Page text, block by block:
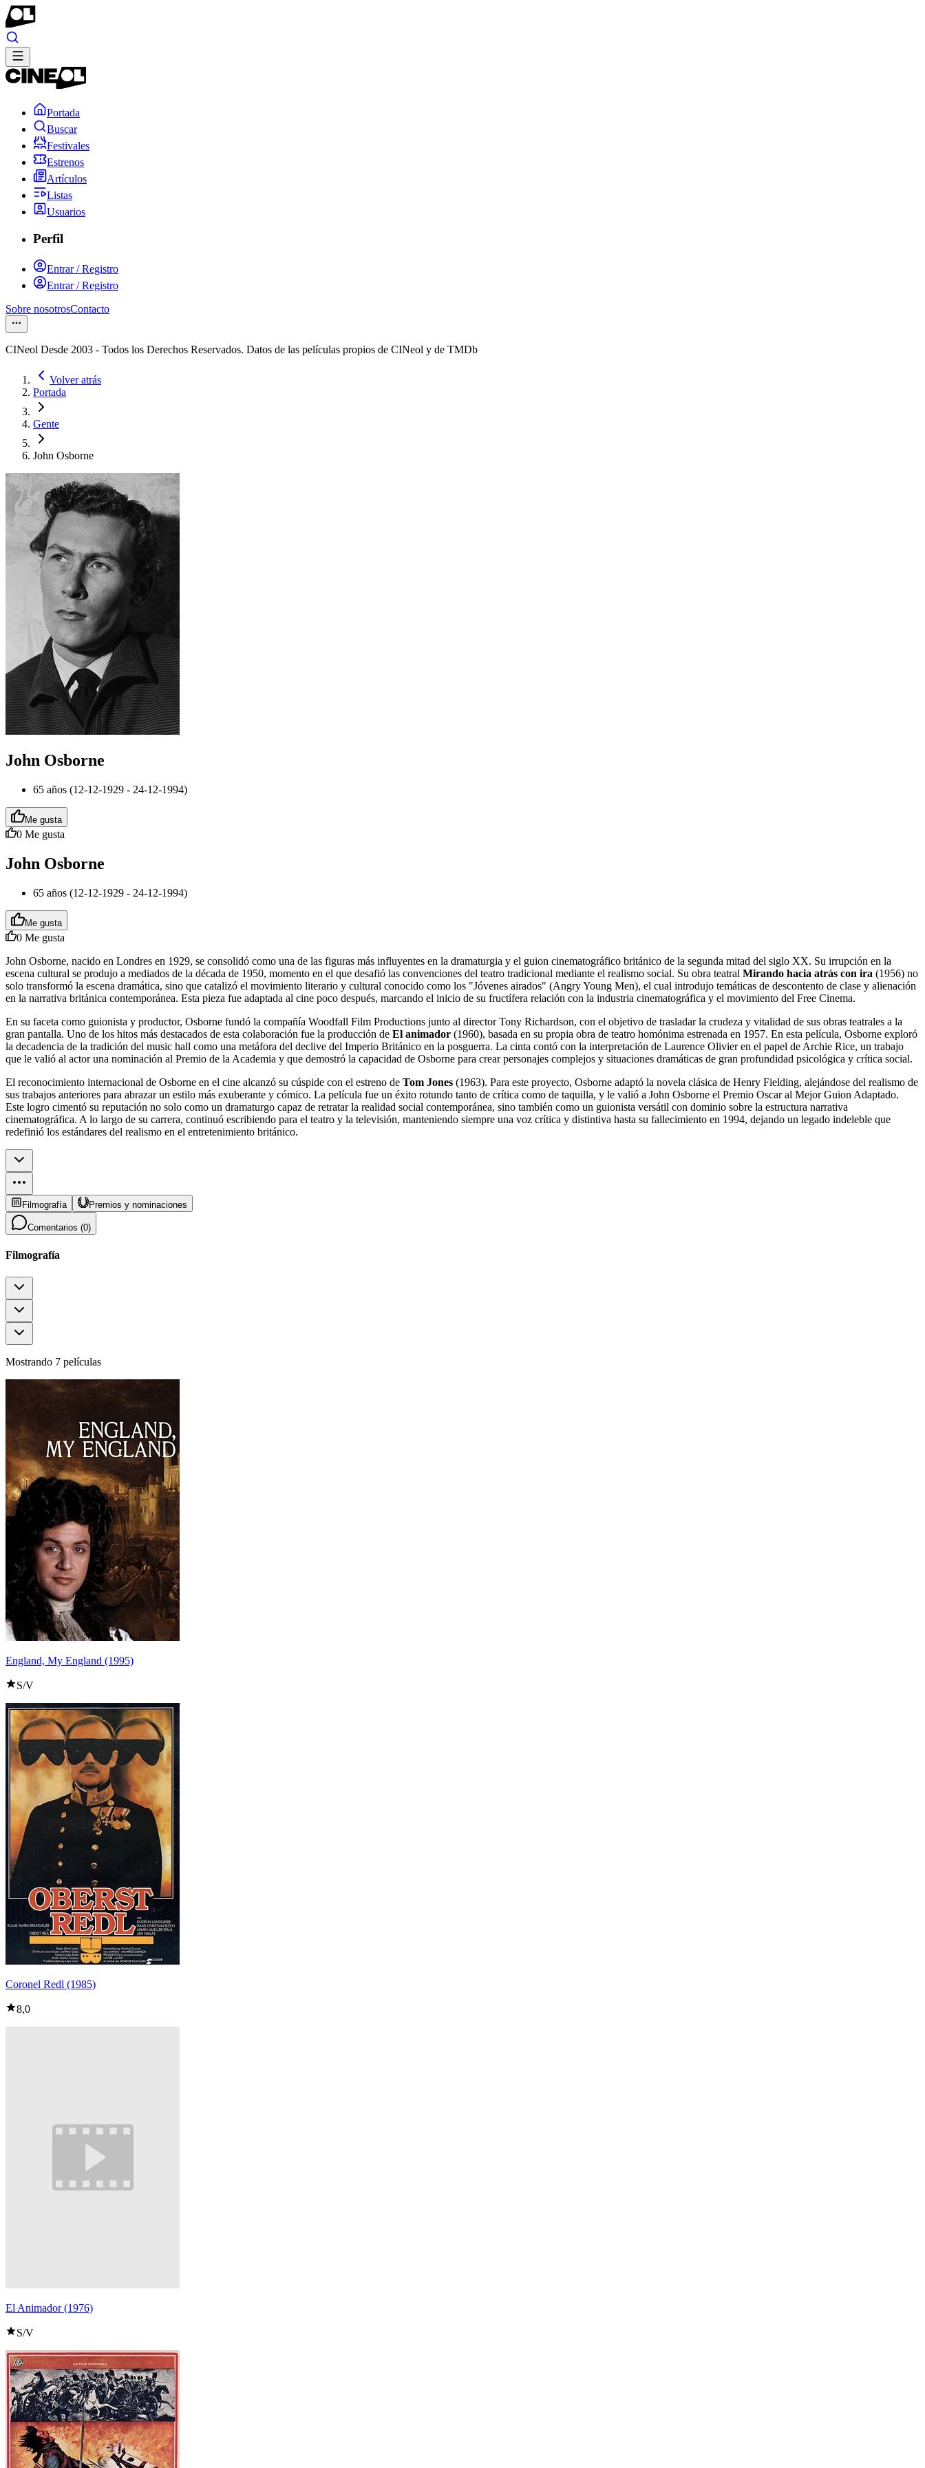
Portada
Buscar
Festivales
Estrenos
Artículos
Listas
Usuarios
Perfil
Entrar / Registro
Entrar / Registro
Sobre nosotrosContacto
CINeol Desde 2003 - Todos los Derechos Reservados. Datos de las películas propios de CINeol y de TMDb
Volver atrás
Portada
Gente
John Osborne
John Osborne
65 años (12-12-1929 - 24-12-1994)
Me gusta
0 Me gusta
John Osborne
65 años (12-12-1929 - 24-12-1994)
Me gusta
0 Me gusta
John Osborne, nacido en Londres en 1929, se consolidó como una de las figuras más influyentes en la dramaturgia y el guion cinematográfico británico de la segunda mitad del siglo XX. Su irrupción en la
escena cultural se produjo a mediados de la década de 1950, momento en el que desafió las convenciones del teatro tradicional mediante el realismo social. Su obra teatral Mirando hacia atrás con ira (1956) no
solo transformó la escena dramática, sino que catalizó el movimiento literario y cultural conocido como los "Jóvenes airados" (Angry Young Men), el cual introdujo temáticas de descontento de clase y alienación
en la narrativa británica contemporánea. Esta pieza fue adaptada al cine poco después, marcando el inicio de su fructífera relación con la industria cinematográfica y el movimiento del Free Cinema.
En su faceta como guionista y productor, Osborne fundó la compañía Woodfall Film Productions junto al director Tony Richardson, con el objetivo de trasladar la crudeza y vitalidad de sus obras teatrales a la
gran pantalla. Uno de los hitos más destacados de esta colaboración fue la producción de El animador (1960), basada en su propia obra de teatro homónima estrenada en 1957. En esta película, Osborne exploró
la decadencia de la tradición del music hall como una metáfora del declive del Imperio Británico en la posguerra. La cinta contó con la interpretación de Laurence Olivier en el papel de Archie Rice, un trabajo
que le valió al actor una nominación al Premio de la Academia y que demostró la capacidad de Osborne para crear personajes complejos y situaciones dramáticas de gran profundidad psicológica y crítica social.
El reconocimiento internacional de Osborne en el cine alcanzó su cúspide con el estreno de Tom Jones (1963). Para este proyecto, Osborne adaptó la novela clásica de Henry Fielding, alejándose del realismo de
sus trabajos anteriores para abrazar un estilo más exuberante y cómico. La película fue un éxito rotundo tanto de crítica como de taquilla, y le valió a John Osborne el Premio Oscar al Mejor Guion Adaptado.
Este logro cimentó su reputación no solo como un dramaturgo capaz de retratar la realidad social contemporánea, sino también como un guionista versátil con dominio sobre la estructura narrativa
cinematográfica. A lo largo de su carrera, continuó escribiendo para el teatro y la televisión, manteniendo siempre una voz crítica y distintiva hasta su fallecimiento en 1994, dejando un legado indeleble que
redefinió los estándares del realismo en el entretenimiento británico.
Filmografía Premios y nominaciones
Comentarios (0)
Filmografía
Mostrando 7 películas
England, My England (1995)
S/V
Coronel Redl (1985)
8,0
El Animador (1976)
S/V